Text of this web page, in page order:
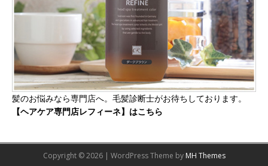
髪のお悩みなら専門店へ。毛髪診断士がお待ちしております。
【ヘアケア専門店レフィーネ】はこちら
Copyright © 2026 | WordPress Theme by MH Themes